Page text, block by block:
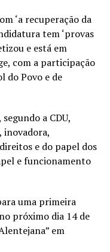
‘a recuperação da
tem ‘provas
e está em
com a participação
do Povo e de
a CDU,
inovadora,
e do papel dos
e funcionamento
uma primeira
próximo dia 14 de
em